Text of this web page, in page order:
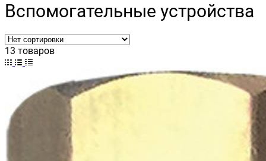
Вспомогательные устройства
13 товаров